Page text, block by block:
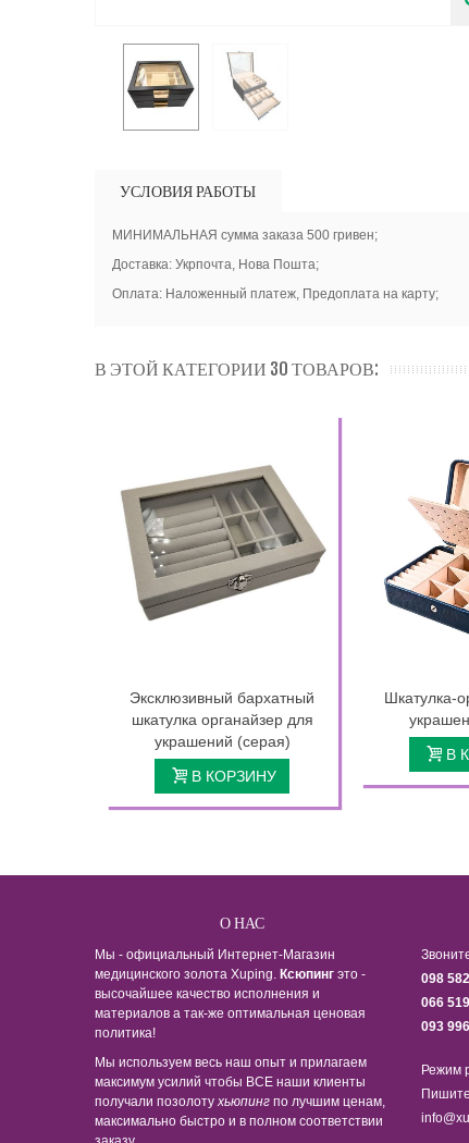
УСЛОВИЯ РАБОТЫ
МИНИМАЛЬНАЯ сумма заказа 500 гривен;
Доставка: Укрпочта, Нова Пошта;
Оплата: Наложенный платеж, Предоплата на карту;
В ЭТОЙ КАТЕГОРИИ 30 ТОВАРОВ:
Эксклюзивный бархатный
шкатулка органайзер для
украшений (серая)
В КОРЗИНУ
Шкатулка-
В
О НАС
Мы - официальный Интернет-Магазин
медицинского золота Xuping. Ксюпинг это -
высочайшее качество исполнения и
материалов а так-же оптимальная ценовая
политика!
Мы используем весь наш опыт и прилагаем
максимум усилий чтобы ВСЕ наши клиенты
получали позолотухьюпинг по лучшим ценам,
максимально быстро и в полном соответствии
098
066
093
Режим